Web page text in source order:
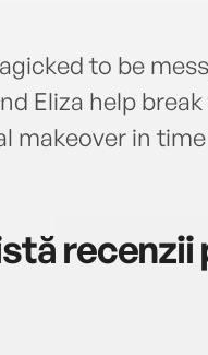
to be
Eliza help
makeover in
recenzii